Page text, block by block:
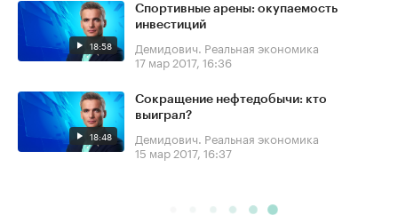
18:58
Спортивные арены: окупаемость
инвестиций
Демидович. Реальная экономика
17 мар 2017, 16:36
18:48
Сокращение нефтедобычи: кто
выиграл?
Демидович. Реальная экономика
15 мар 2017, 16:37